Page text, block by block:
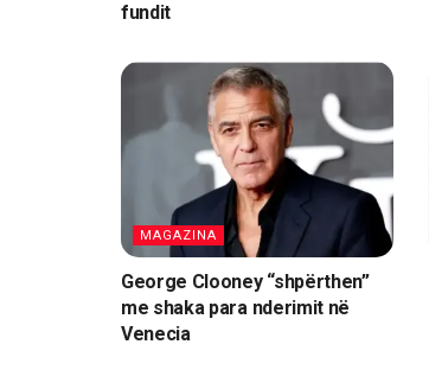
fundit
MAGAZINA
George Clooney “shpërthen”
me shaka para nderimit në
Venecia